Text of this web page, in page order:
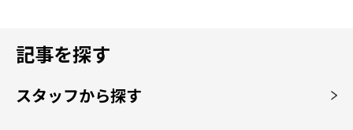
記事を探す
スタッフから探す